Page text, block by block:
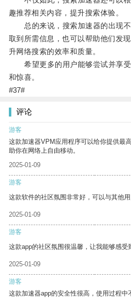
趣推荐相关内容，提升搜索体验。
总的来说，搜索加速器的出现不
取到所需信息，也可以帮助他们发
升网络搜索的效率和质量。
希望更多的用户能够尝试并享受
和惊喜。
#37#
评论
游客
这款加速器VPM应用程序可以给你提供最
助你在网络上自由移动。
2025-01-09
游客
这款软件的社区氛围非常好，可以与其他用
2025-01-09
游客
这款app的社区氛围很温馨，让我能够感受
2025-01-09
游客
这款加速器app的安全性很高，使用过程中